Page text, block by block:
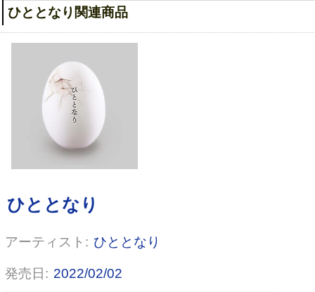
ひととなり関連商品
ひととなり
2022/02/02